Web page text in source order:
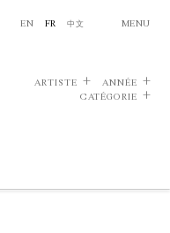
EN FR 中文 MENU
ARTISTE
ANNÉE
CATÉGORIE